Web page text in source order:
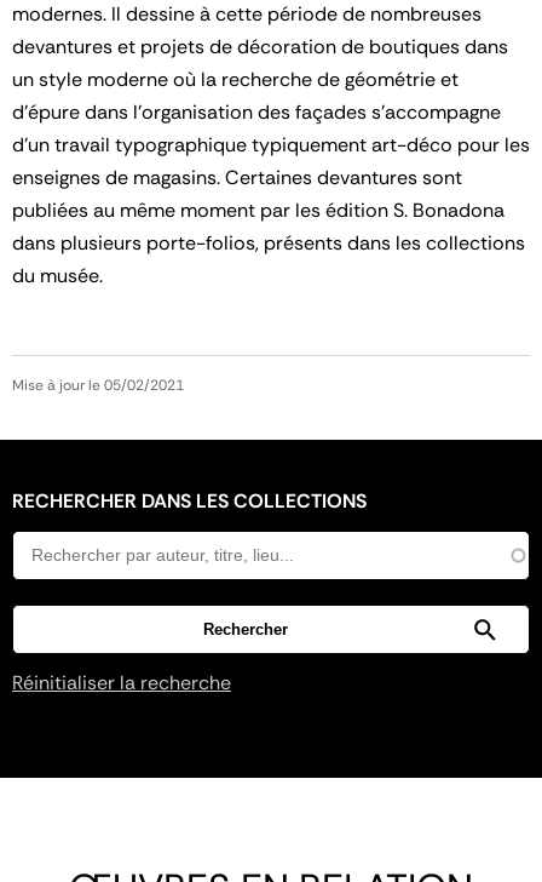
modernes. Il dessine à cette période de nombreuses
devantures et projets de décoration de boutiques dans
un style moderne où la recherche de géométrie et
d'épure dans l'organisation des façades s'accompagne
d'un travail typographique typiquement art-déco pour les
enseignes de magasins. Certaines devantures sont
publiées au même moment par les édition S. Bonadona
dans plusieurs porte-folios, présents dans les collections
du musée.
Mise à jour le 05/02/2021
RECHERCHER DANS LES COLLECTIONS
Réinitialiser la recherche